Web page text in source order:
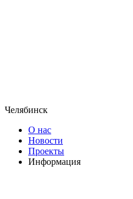
Челябинск
О нас
Новости
Проекты
Информация